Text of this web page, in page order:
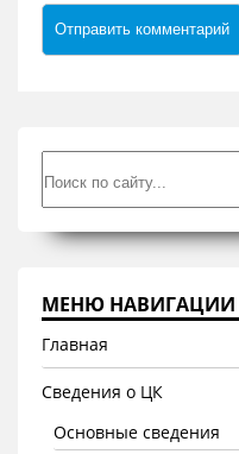
Поиск
МЕНЮ НАВИГАЦИИ
Главная
Сведения о ЦК
Основные сведения